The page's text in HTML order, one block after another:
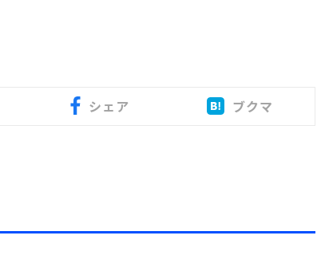
シェア ブクマ